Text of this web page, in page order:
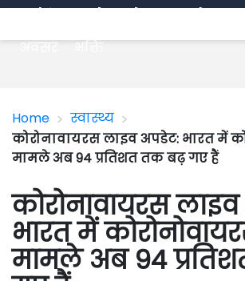
अवसर
भक्ति
Home > स्वास्थ्य >
कोरोनावायरस लाइव अपडेट: भारत में
मामले अब 94 प्रतिशत तक बढ़ गए हैं
कोरोनावायरस
भारत में
मामले अब 94